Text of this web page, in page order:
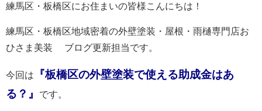
練馬区・板橋区にお住まいの皆様こんにちは！
練馬区・板橋区地域密着の外壁塗装・屋根・雨樋専門店お
ひさま美装 ブログ更新担当です。
今回は
『板橋区の外壁塗装で使える助成金はあ
る？』
です。